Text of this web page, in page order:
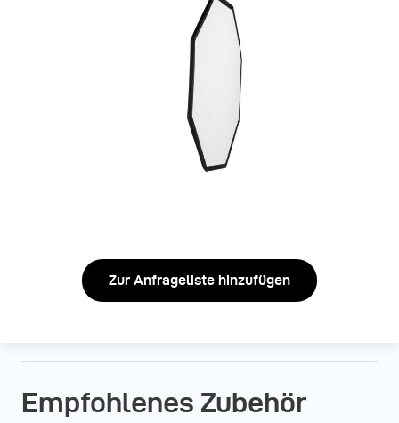
Zur Anfrageliste hinzufügen
Empfohlenes Zubehör